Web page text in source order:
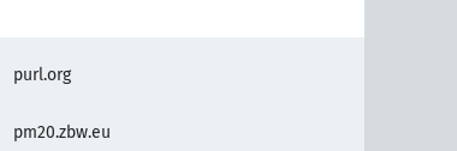
purl.org
pm20.zbw.eu